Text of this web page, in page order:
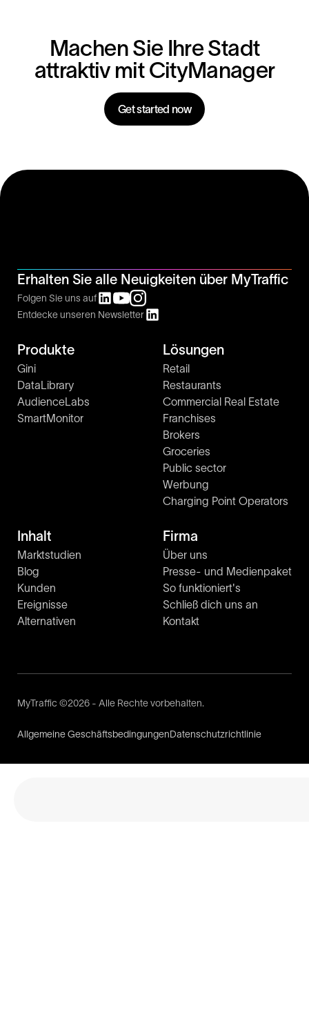
Machen Sie Ihre Stadt
attraktiv mit CityManager
Get started now
Erhalten Sie alle Neuigkeiten über MyTraffic
Folgen Sie uns auf
Entdecke unseren Newsletter
Produkte
Gini
DataLibrary
AudienceLabs
SmartMonitor
Lösungen
Retail
Restaurants
Commercial Real Estate
Franchises
Brokers
Groceries
Public sector
Werbung
Charging Point Operators
Inhalt
Marktstudien
Blog
Kunden
Ereignisse
Alternativen
Firma
Über uns
Presse- und Medienpaket
So funktioniert's
Schließ dich uns an
Kontakt
MyTraffic ©2026 - Alle Rechte vorbehalten.
Allgemeine GeschäftsbedingungenDatenschutzrichtlinie